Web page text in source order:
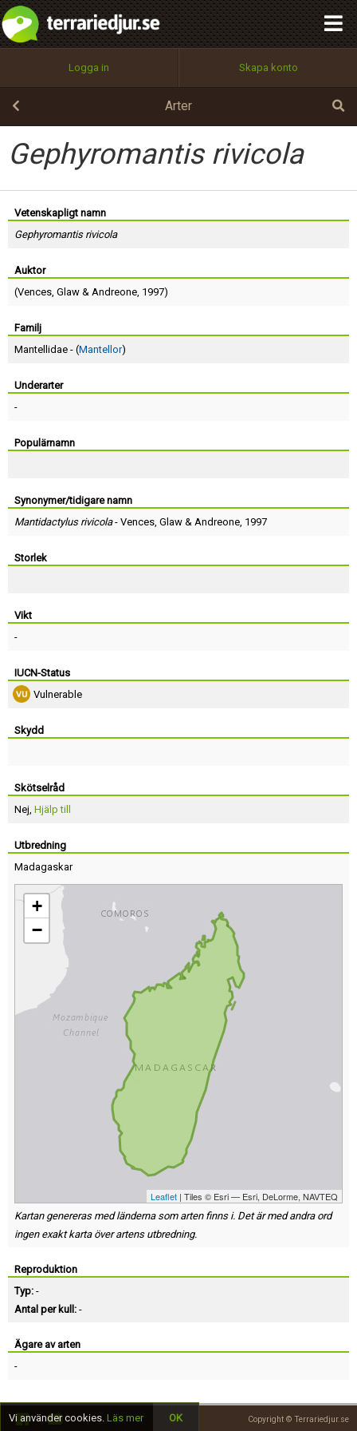
Logga in Skapa konto
Arter
Gephyromantis rivicola
Vetenskapligt namn
Gephyromantis rivicola
Auktor
(Vences, Glaw & Andreone, 1997)
Familj
Mantellidae - (Mantellor)
Underarter
-
Populärnamn
Synonymer/tidigare namn
Mantidactylus rivicola- Vences, Glaw & Andreone, 1997
Storlek
Vikt
-
IUCN-Status
Vulnerable
Skydd
Skötselråd
Nej, Hjälp till
Utbredning
Madagaskar
+
−
Leaflet | Tiles © Esri — Esri, DeLorme, NAVTEQ
Kartan genereras med länderna som arten finns i. Det är med andra ord
ingen exakt karta över artens utbredning.
Reproduktion
Typ: -
Antal per kull: -
Ägare av arten
-
Copyright © Terrariedjur.se
Utför
100%
OK
integritetspolicy
Namn:
Epost:
Användarnamn:
Lösenord:
Terms of Service
Begär nytt lösenord
Tillbaka till förstasidan
Vi använder cookies. Läs mer OK